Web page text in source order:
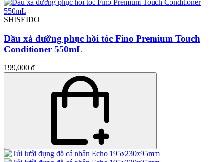
SHISEIDO
Dầu xả dưỡng phục hồi tóc Fino Premium Touch
Conditioner 550mL
199,000 ₫